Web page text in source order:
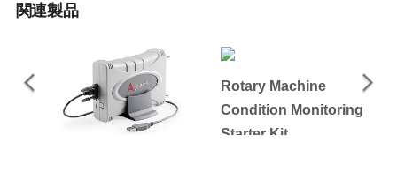
関連製品
Rotary Machine
Condition Monitoring
Starter Kit